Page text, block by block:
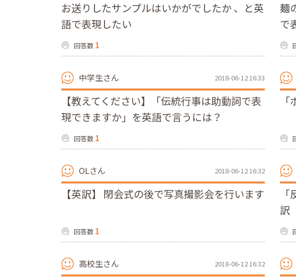
お送りしたサンプルはいかがでしたか 、と英
語で表現したい
回答数 1
麺
で
中学生さん 2018-06-12 16:33
【教えてください】「伝統行事は助動詞で表
現できますか」を英語で言うには？
回答数 1
OLさん 2018-06-12 16:32
【英訳】 閉会式の後で写真撮影会を行います
回答数 1
訳
高校生さん 2018-06-12 16:32